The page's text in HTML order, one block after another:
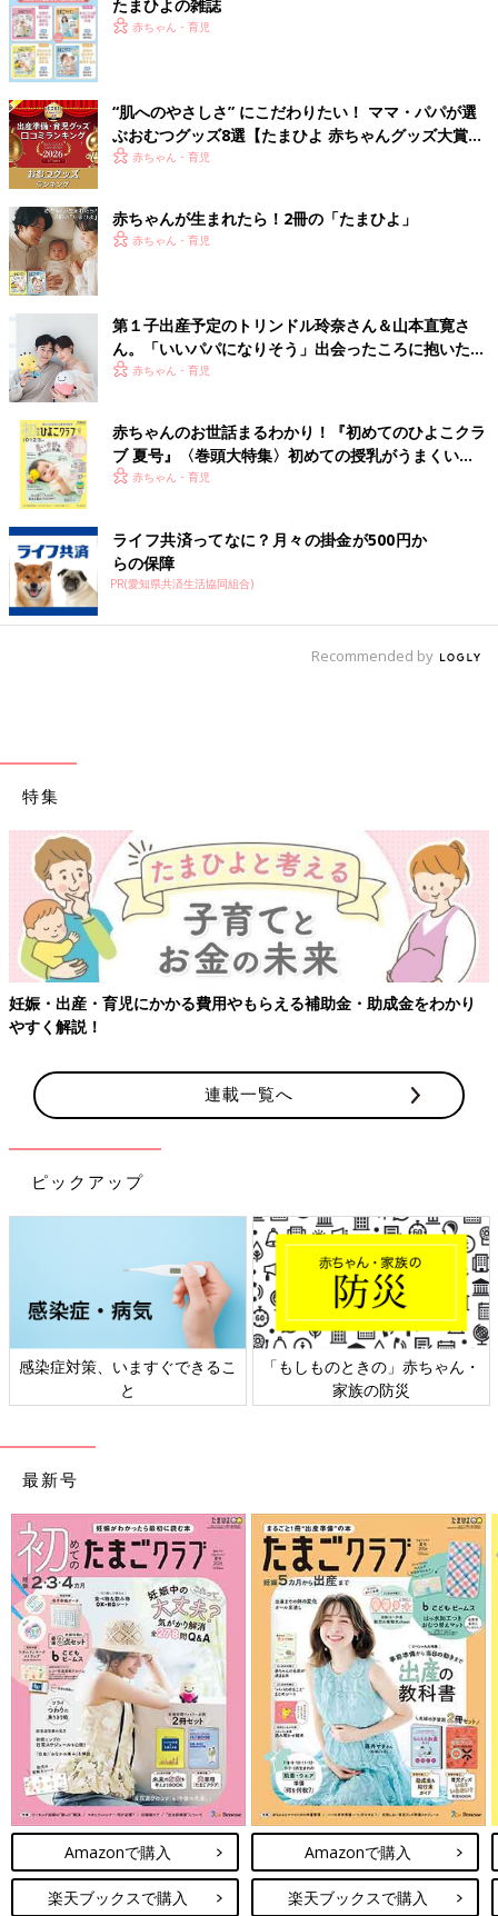
たまひよの雑誌
赤ちゃん・育児
“肌へのやさしさ” にこだわりたい！ ママ・パパが選
ぶおむつグッズ8選【たまひよ 赤ちゃんグッズ大賞
2026】
赤ちゃん・育児
赤ちゃんが生まれたら！2冊の「たまひよ」
赤ちゃん・育児
第１子出産予定のトリンドル玲奈さん＆山本直寛さ
ん。「いいパパになりそう」出会ったころに抱いた印
象がもうすぐ現実に!?（たまひよ独占インタビュー前
赤ちゃん・育児
赤ちゃんのお世話まるわかり！『初めてのひよこクラ
ブ 夏号』〈巻頭大特集〉初めての授乳がうまくい
く！ おっぱい・ミルクの基本と夏のトラブル 解決テ
赤ちゃん・育児
ライフ共済ってなに？月々の掛金が500円か
らの保障
PR(愛知県共済生活協同組合)
Recommended by
特集
妊娠・出産・育児にかかる費用やもらえる補助金・助成金をわかり
やすく解説！
連載一覧へ
ピックアップ
感染症対策、いますぐできるこ
と
「もしものときの」赤ちゃん・
家族の防災
最新号
Amazonで購入
楽天ブックスで購入
Amazonで購入
楽天ブックスで購入